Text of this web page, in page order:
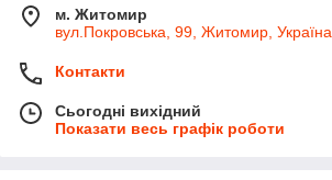
м. Житомир
вул.Покровська, 99, Житомир, Україна
Контакти
Сьогодні вихідний
Показати весь графік роботи